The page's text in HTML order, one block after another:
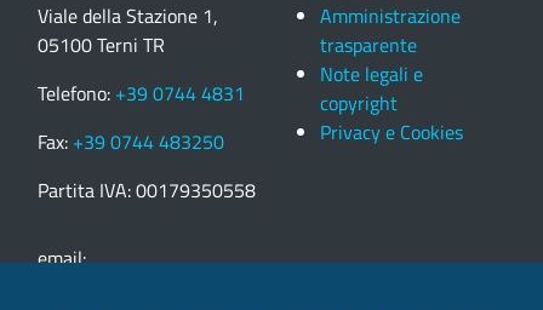
Viale della Stazione 1,
05100 Terni TR
Telefono: +39 0744 4831
Fax: +39 0744 483250
Partita IVA: 00179350558
email:
Amministrazione
trasparente
Note legali e
copyright
Privacy e Cookies